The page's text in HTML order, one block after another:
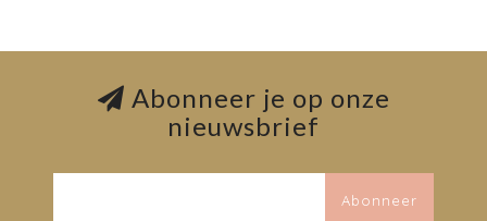
Abonneer je op onze
nieuwsbrief
Abonneer